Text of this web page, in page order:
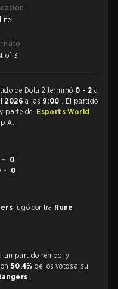
of 3
de Dota 2 terminó 0 - 2 a
2026a las 9:00 . El partido
y parte del Esports World
A.
- 0
- 0
jugó contra Rune
un partido reñido, y
50.4%de los votos a su
.